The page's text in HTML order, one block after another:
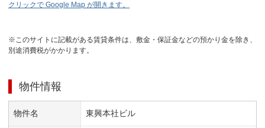
クリックで Google Map が開きます。
※このサイトに記載がある賃貸条件は、敷金・保証金などの預かり金を除き、
別途消費税がかかります。
物件情報
物件名 東興本社ビル